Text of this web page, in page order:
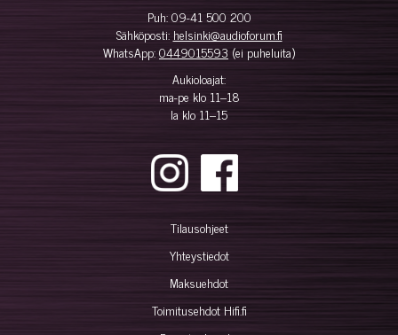
Puh:09-41 500 200
Sähköposti: helsinki@audioforum.fi
WhatsApp:0449015593 (ei puheluita)
Aukioloajat:
ma-pe klo 11–18
la klo 11–15
Tilausohjeet
Yhteystiedot
Maksuehdot
Toimitusehdot Hifi.fi